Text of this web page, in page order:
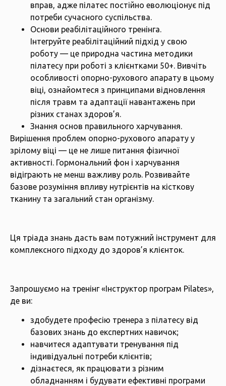
вправ, адже пілатес постійно еволюціонує під
потреби сучасного суспільства.
Основи реабілітаційного тренінга.
Інтегруйте реабілітаційний підхід у свою
роботу — це природна частина методики
пілатесу при роботі з клієнтками 50+. Вивчіть
особливості опорно-рухового апарату в цьому
віці, ознайомтеся з принципами відновлення
після травм та адаптації навантажень при
різних станах здоров’я.
Знання основ правильного харчування.
Вирішення проблем опорно-рухового апарату у
зрілому віці — це не лише питання фізичної
активності. Гормональний фон і харчування
відіграють не менш важливу роль. Розвивайте
базове розуміння впливу нутрієнтів на кісткову
тканину та загальний стан організму.
Ця тріада знань дасть вам потужний інструмент для
комплексного підходу до здоров’я клієнток.
Запрошуємо на тренінг «Інструктор програм Pilates»,
де ви:
здобудете професію тренера з пілатесу від
базових знань до експертних навичок;
навчитеся адаптувати тренування під
індивідуальні потреби клієнтів;
дізнаєтеся, як працювати з різним
обладнанням і будувати ефективні програми